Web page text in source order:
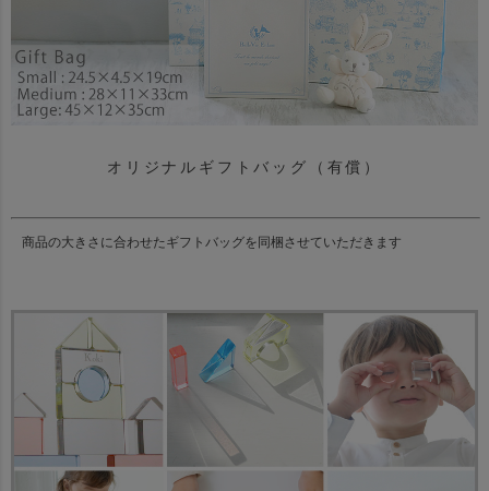
オリジナルギフトバッグ（有償）
商品の大きさに合わせたギフトバッグを同梱させていただきます